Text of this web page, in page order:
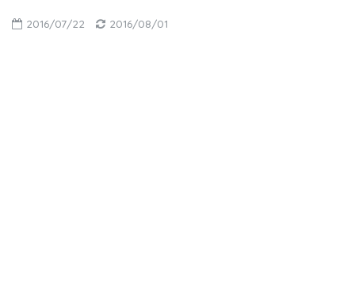
2016/07/22 2016/08/01